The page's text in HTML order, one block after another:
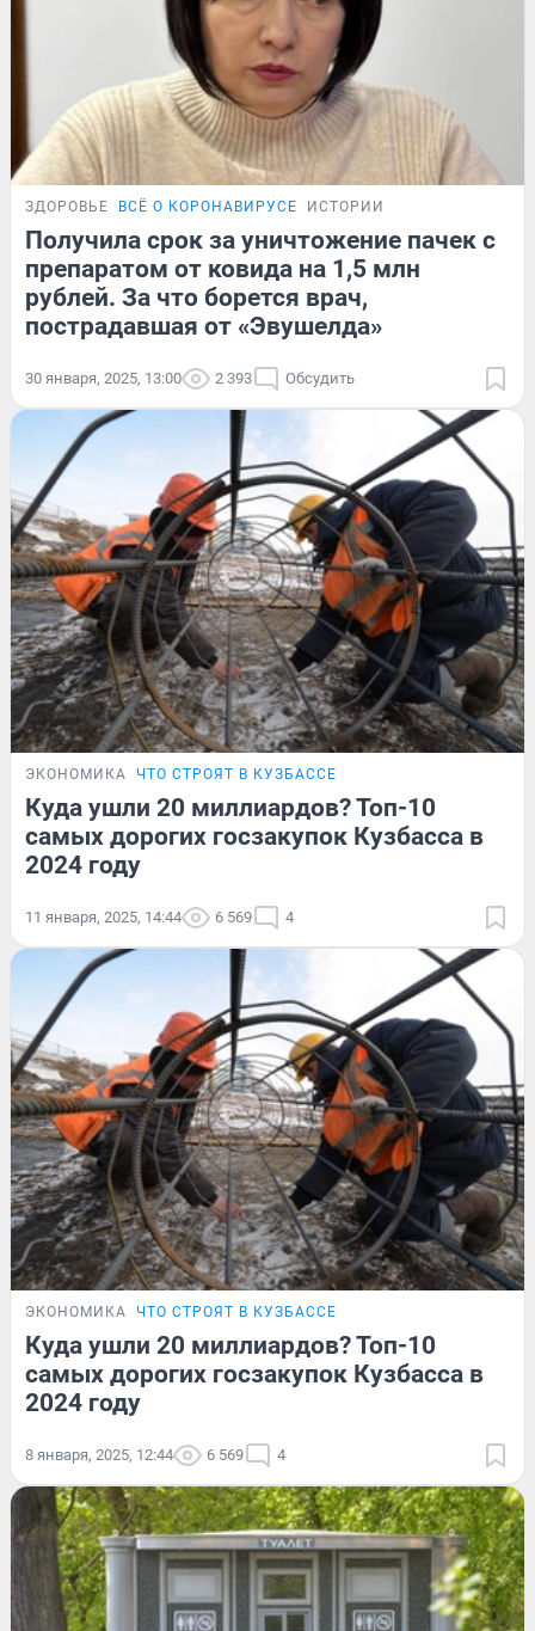
ЗДОРОВЬЕ ВСЁ О КОРОНАВИРУСЕ ИСТОРИИ
Получила срок за уничтожение пачек с
препаратом от ковида на 1,5 млн
рублей. За что борется врач,
пострадавшая от «Эвушелда»
30 января, 2025, 13:00 2 393 Обсудить
ЭКОНОМИКА ЧТО СТРОЯТ В КУЗБАССЕ
Куда ушли 20 миллиардов? Топ-10
самых дорогих госзакупок Кузбасса в
2024 году
11 января, 2025, 14:44 6 569 4
ЭКОНОМИКА ЧТО СТРОЯТ В КУЗБАССЕ
Куда ушли 20 миллиардов? Топ-10
самых дорогих госзакупок Кузбасса в
2024 году
8 января, 2025, 12:44 6 569 4